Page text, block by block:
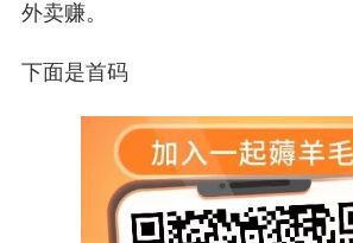
外卖赚。
下面是首码